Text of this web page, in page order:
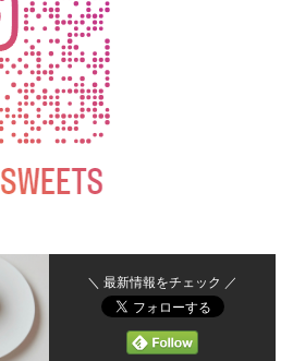
＼ 最新情報をチェック ／